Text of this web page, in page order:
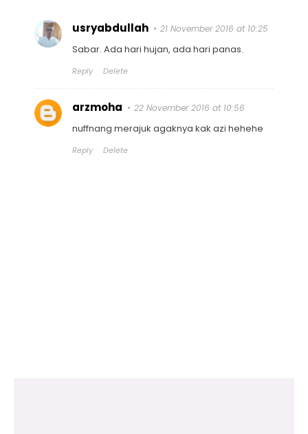
usryabdullah 21 November 2016 at 10:25
Sabar. Ada hari hujan, ada hari panas.
Reply Delete
arzmoha 22 November 2016 at 10:56
nuffnang merajuk agaknya kak azi hehehe
Reply Delete